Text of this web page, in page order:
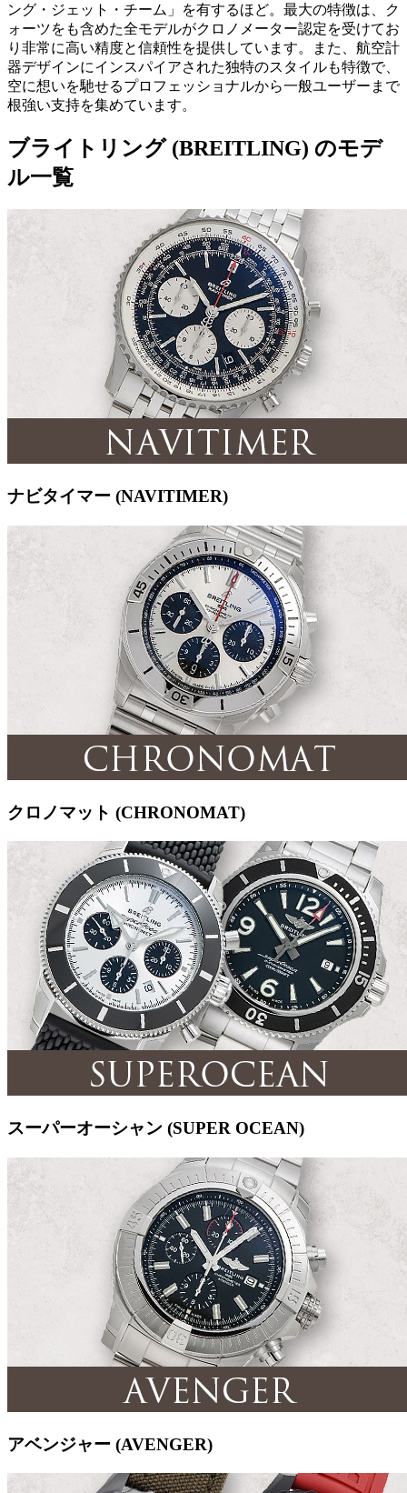
ング・ジェット・チーム」を有するほど。最大の特徴は、ク
ォーツをも含めた全モデルがクロノメーター認定を受けてお
り非常に高い精度と信頼性を提供しています。また、航空計
器デザインにインスパイアされた独特のスタイルも特徴で、
空に想いを馳せるプロフェッショナルから一般ユーザーまで
根強い支持を集めています。
ブライトリング (BREITLING) のモデ
ル一覧
ナビタイマー (NAVITIMER)
クロノマット (CHRONOMAT)
スーパーオーシャン (SUPER OCEAN)
アベンジャー (AVENGER)